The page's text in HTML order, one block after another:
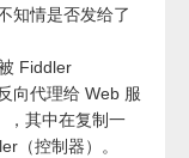
知情是否发给了
Fiddler
向代理给 Web 服
，其中在复制一
（控制器）。